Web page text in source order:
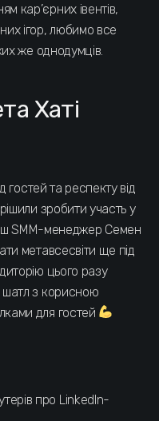
кар’єрних івентів,
ігор, любимо все
же однодумців.
Хаті
гостей та респекту від
зробити участь у
SMM-менеджер Семен
метавсесвіти ще під
цього разу
шатл з корисною
для гостей
про LinkedIn-